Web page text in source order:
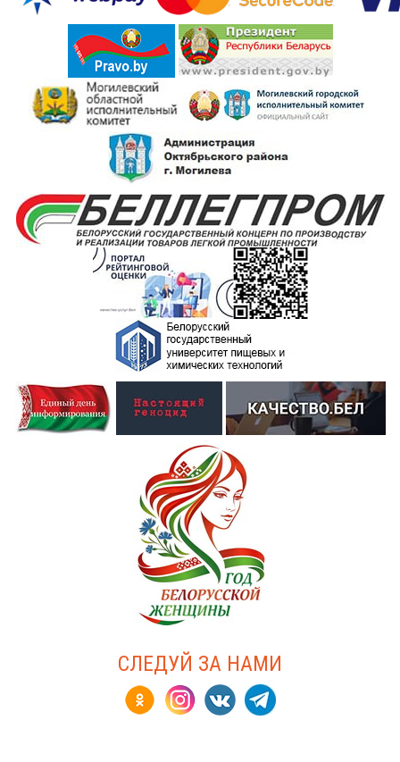
СЛЕДУЙ ЗА НАМИ